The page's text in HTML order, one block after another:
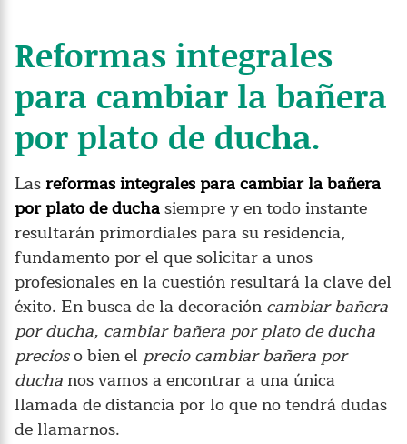
Reformas integrales
para cambiar la bañera
por plato de ducha.
Lasreformas integrales para cambiar la bañera
por plato de duchasiempre y en todo instante
resultarán primordiales para su residencia,
fundamento por el que solicitar a unos
profesionales en la cuestión resultará la clave del
éxito. En busca de la decoración cambiar bañera
por ducha, cambiar bañera por plato de ducha
precioso bien el precio cambiar bañera por
ducha nos vamos a encontrar a una única
llamada de distancia por lo que no tendrá dudas
de llamarnos.